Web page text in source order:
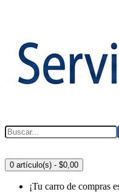
0 artículo(s) - $0,00
¡Tu carro de compras